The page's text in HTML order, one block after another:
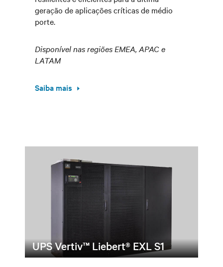
geração de aplicações críticas de médio
porte.
Disponível nas regiões EMEA, APAC e
LATAM
Saiba mais
UPS Vertiv™ Liebert® EXL S1